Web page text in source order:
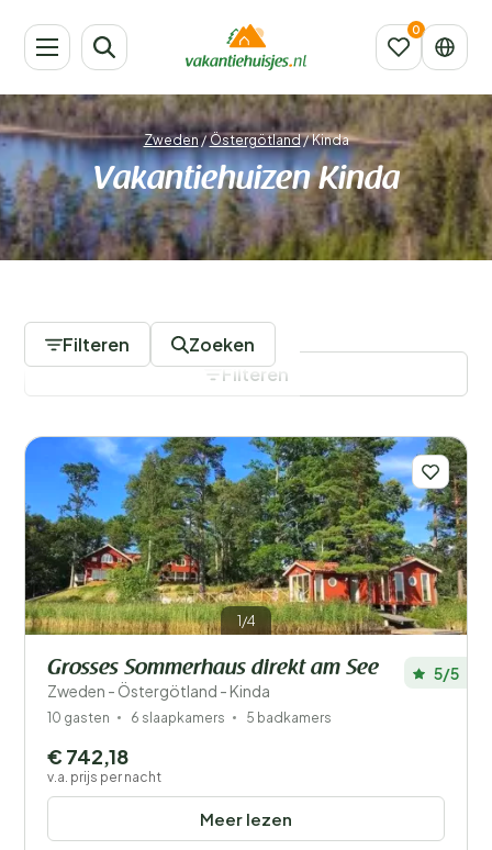
Zweden/Östergötland/Kinda
Vakantiehuizen Kinda
Filteren Zoeken
Je vakantie
Kies reisdata en je gezelschap
Wanneer?
Aantal gasten?
Filters opslaan
Filteren
1/4
Grosses Sommerhaus direkt am See
Zweden - Östergötland - Kinda
5/5
10 gasten 6 slaapkamers 5 badkamers
Meer lezen
€ 742,18
v.a. prijs per nacht